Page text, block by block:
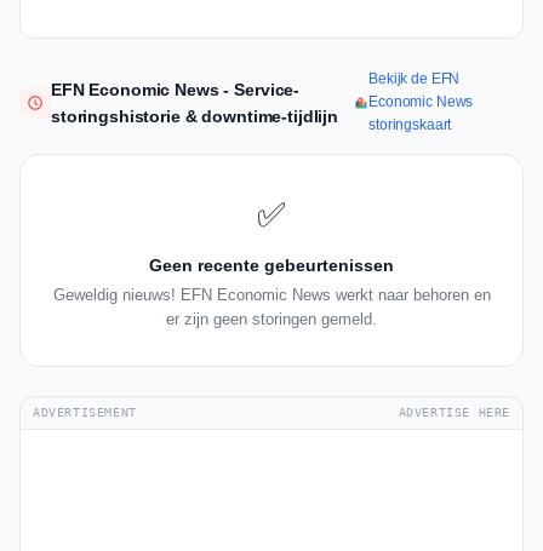
EFN Economic News - Service-
storingshistorie & downtime-tijdlijn
Bekijk de EFN
Economic News
storingskaart
✅
Geen recente gebeurtenissen
Geweldig nieuws! EFN Economic News werkt naar behoren en
er zijn geen storingen gemeld.
ADVERTISEMENT ADVERTISE HERE